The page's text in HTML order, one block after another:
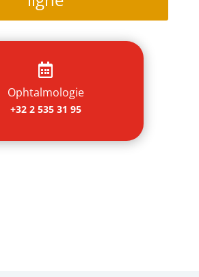

Ophtalmologie
+32 2 535 31 95